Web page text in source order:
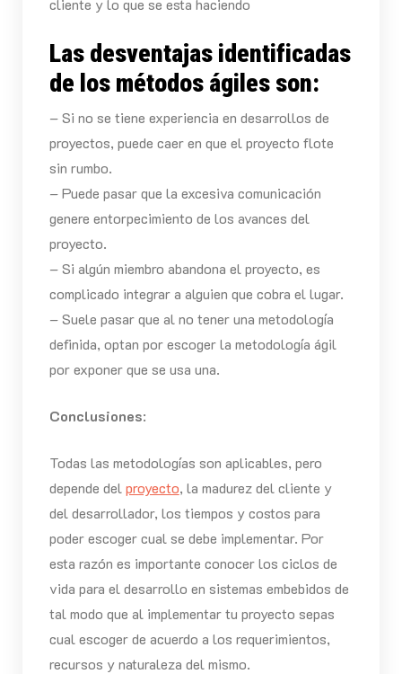
Las desventajas identificadas
de los métodos ágiles son:
– Si no se tiene experiencia en desarrollos de
proyectos, puede caer en que el proyecto flote
sin rumbo.
– Puede pasar que la excesiva comunicación
genere entorpecimiento de los avances del
proyecto.
– Si algún miembro abandona el proyecto, es
complicado integrar a alguien que cobra el lugar.
– Suele pasar que al no tener una metodología
definida, optan por escoger la metodología ágil
por exponer que se usa una.
Conclusiones:
Todas las metodologías son aplicables, pero
depende delproyecto, la madurez del cliente y
del desarrollador, los tiempos y costos para
poder escoger cual se debe implementar. Por
esta razón es importante conocer los ciclos de
vida para el desarrollo en sistemas embebidos de
tal modo que al implementar tu proyecto sepas
cual escoger de acuerdo a los requerimientos,
recursos y naturaleza del mismo.